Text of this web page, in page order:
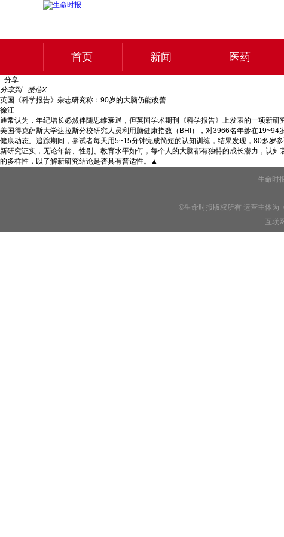
首页 新闻 医药
- 分享 -
分享到 - 微信X
英国《科学报告》杂志研究称：90岁的大脑仍能改善
徐江
通常认为，年纪增长必然伴随思维衰退，但英国学术期刊《科学报告》上发表的一项新
美国得克萨斯大学达拉斯分校研究人员利用脑健康指数（BHI），对3966名年龄在
健康动态。追踪期间，参试者每天用5~15分钟完成简短的认知训练，结果发现，80多岁
新研究证实，无论年龄、性别、教育水平如何，每个人的大脑都有独特的成长潜力，认
的多样性，以了解新研究结论是否具有普适性。▲
生命时
©生命时报版权所有 运营主体为
互联